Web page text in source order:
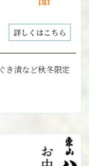
詳しくはこちら
き漬など秋冬限定